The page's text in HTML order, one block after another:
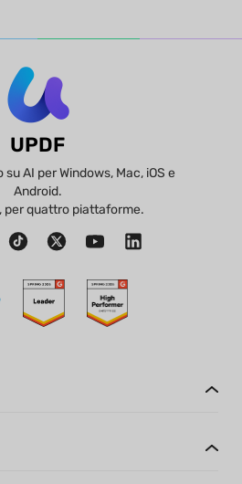
UPDF
AI per Windows, Mac, iOS e
Android.
per quattro piattaforme.